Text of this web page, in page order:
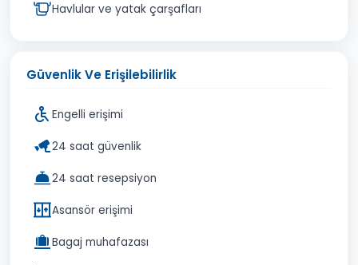
Havlular ve yatak çarşafları
Güvenlik Ve Erişilebilirlik
Engelli erişimi
24 saat güvenlik
24 saat resepsiyon
Asansör erişimi
Bagaj muhafazası